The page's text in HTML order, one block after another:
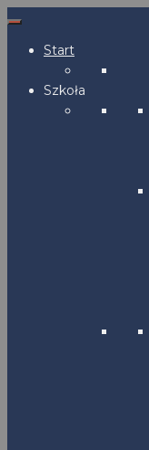
Start
Szkoła